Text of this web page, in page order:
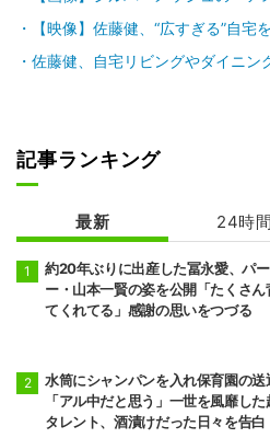
【映像】佐藤健、“広すぎる”自宅
佐藤健、自宅リビングやダイニン
記事ランキング
最新 24時間
約20年ぶりに出産した冨永愛、パ
ー・山本一賢の姿を公開「たくさん
てくれてる」感謝の思いをつづる
水筒にシャンパンを入れ保育園の
「アル中だと思う」一世を風靡し
タレント、酒漬けだった日々を告白